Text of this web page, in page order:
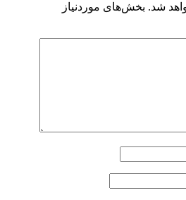
شد. بخش‌های موردنیاز